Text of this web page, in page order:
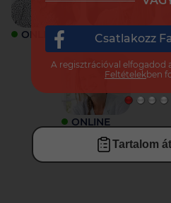
ONLINE ONLINE
ONLINE
Tartalom
Csatlakozz
A regisztrációval elfogadod
Feltételekben